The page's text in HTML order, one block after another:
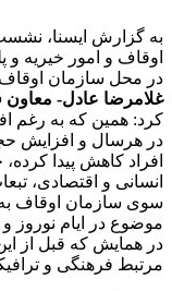
به گزارش ایسنا،
در محل سازمان
غلامرضا عادل-
کرد: همین که به رغم
در هرسال و افزایش
افراد کاهش پیدا
انسانی و اقتصادی،
سوی سازمان اوقاف
موضوع در ایام
در همایش که قبل از
مرتبط فرهنگی و